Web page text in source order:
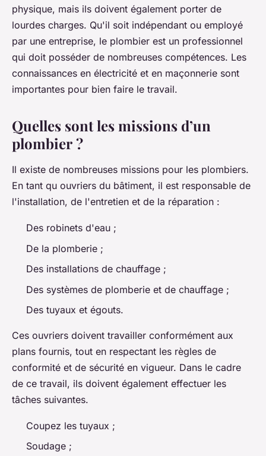
physique, mais ils doivent également porter de
lourdes charges. Qu'il soit indépendant ou employé
par une entreprise, le plombier est un professionnel
qui doit posséder de nombreuses compétences. Les
connaissances en électricité et en maçonnerie sont
importantes pour bien faire le travail.
Quelles sont les missions d’un
plombier ?
Il existe de nombreuses missions pour les plombiers.
En tant qu ouvriers du bâtiment, il est responsable de
l'installation, de l'entretien et de la réparation :
Des robinets d'eau ;
De la plomberie ;
Des installations de chauffage ;
Des systèmes de plomberie et de chauffage ;
Des tuyaux et égouts.
Ces ouvriers doivent travailler conformément aux
plans fournis, tout en respectant les règles de
conformité et de sécurité en vigueur. Dans le cadre
de ce travail, ils doivent également effectuer les
tâches suivantes.
Coupez les tuyaux ;
Soudage ;